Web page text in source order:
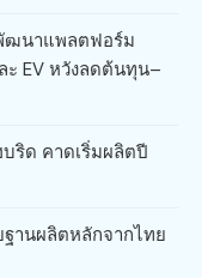
พัฒนาแพลตฟอร์ม
ะ EV หวังลดต้นทุน–
บริด คาดเริ่มผลิตปี
ฐานผลิตหลักจากไทย